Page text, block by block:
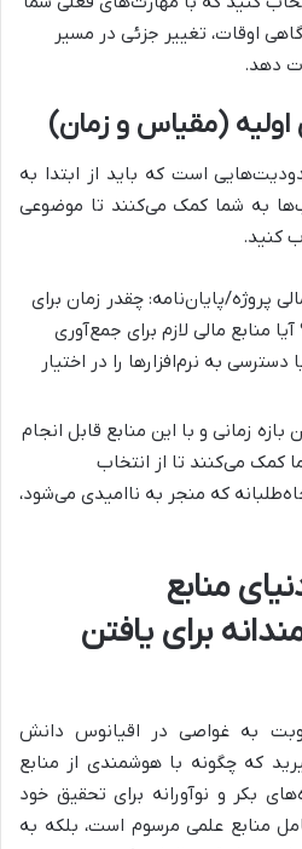
اوقات، تغییر جزئی در مسیر
دهد.
(مقیاس و زمان)
است که باید از ابتدا به
به شما کمک می‌کنند تا موضوعی
کنید.
پروژه/پایان‌نامه: چقدر زمان برای
منابع مالی لازم برای جمع‌آوری
به نرم‌افزارها را در اختیار
بازه زمانی و با این منابع قابل انجام
کمک می‌کنند تا از انتخاب
که منجر به ناامیدی می‌شود،
منابع
برای یافتن
به غواصی در اقیانوس دانش
که چگونه با هوشمندی از منابع
بکر و نوآورانه برای تحقیق خود
منابع علمی مرسوم است، بلکه به